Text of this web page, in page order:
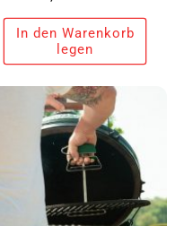
Preis
In den Warenkorb
legen